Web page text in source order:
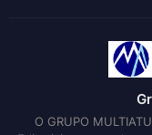
O GRUPO